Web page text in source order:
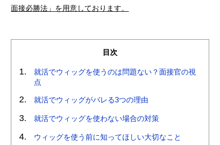
面接必勝法」を用意しております。
目次
就活でウィッグを使うのは問題ない？面接官の視
点
就活でウィッグがバレる3つの理由
就活でウィッグを使わない場合の対策
ウィッグを使う前に知ってほしい大切なこと